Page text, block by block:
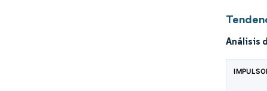
Análisis